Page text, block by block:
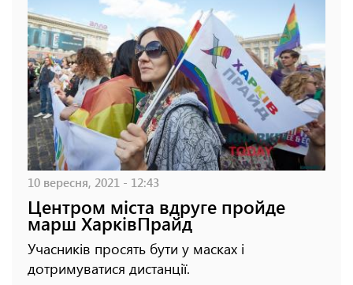
10 вересня, 2021 - 12:43
Центром міста вдруге пройде
марш ХарківПрайд
Учасників просять бути у масках і
дотримуватися дистанції.